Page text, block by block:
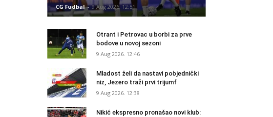
CG Fudbal - 9 Aug 2026. 12:51
Otrant i Petrovac u borbi za prve
bodove u novoj sezoni
9 Aug 2026. 12:46
Mladost želi da nastavi pobjednički
niz, Jezero traži prvi trijumf
9 Aug 2026. 12:38
Nikić ekspresno pronašao novi klub: